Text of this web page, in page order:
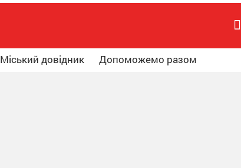
Міський довідник Допоможемо разом